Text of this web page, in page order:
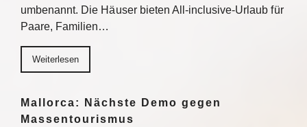
umbenannt. Die Häuser bieten All-inclusive-Urlaub für
Paare, Familien…
Weiterlesen
Mallorca: Nächste Demo gegen
Massentourismus